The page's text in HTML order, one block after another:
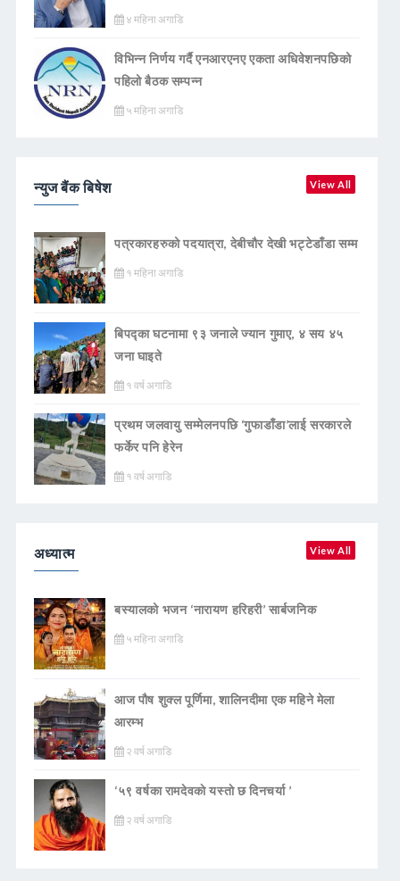
४ महिना अगाडि
विभिन्न निर्णय गर्दै एनआरएनए एकता अधिवेशनपछिको
पहिलो बैठक सम्पन्न
५ महिना अगाडि
न्युज बैंक बिषेश View All
पत्रकारहरुको पदयात्रा, देबीचौर देखी भट्टेडाँडा सम्म
१ महिना अगाडि
बिपद्का घटनामा ९३ जनाले ज्यान गुमाए, ४ सय ४५
जना घाइते
१ वर्ष अगाडि
प्रथम जलवायु सम्मेलनपछि ‘गुफाडाँडा’लाई सरकारले
फर्केर पनि हेरेन
१ वर्ष अगाडि
अध्यात्म View All
बस्यालको भजन ‘नारायण हरिहरी’ सार्बजनिक
५ महिना अगाडि
आज पौष शुक्ल पूर्णिमा, शालिनदीमा एक महिने मेला
आरम्भ
२ वर्ष अगाडि
‘५९ वर्षका रामदेवकाे यस्ताे छ दिनचर्या ’
२ वर्ष अगाडि